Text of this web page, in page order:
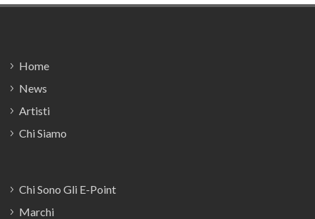
Home
News
Artisti
Chi Siamo
Chi Sono Gli E-Point
Marchi